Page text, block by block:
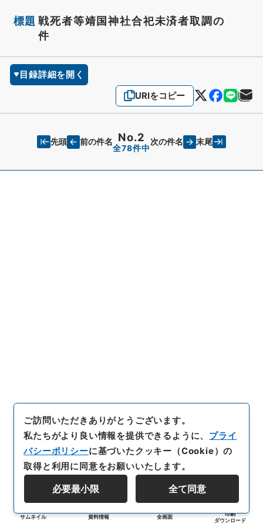
標題 戦死者等靖国神社合祀未済者取調の
件
目録詳細を開く
URIをコピー
先頭 前の件名 No.2
全78件中
次の件名 末尾
サムネイル 資料情報 全画面
印刷
ダウンロード
ご訪問いただきありがとうございます。
私たちがより良い情報を提供できるように、 プライ
バシーポリシーに基づいたクッキー（Cookie）の
取得と利用に同意をお願いいたします。
必要最小限 全て同意